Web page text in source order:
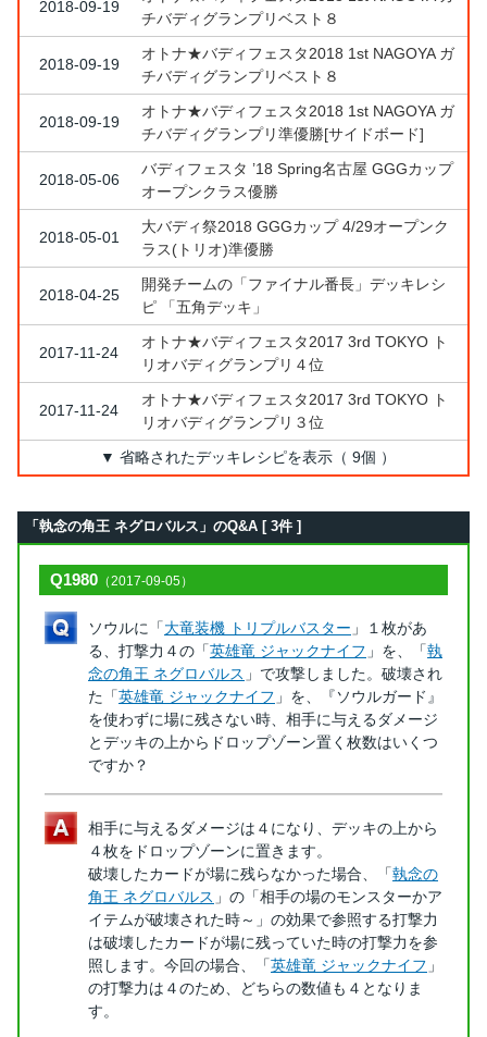
2018-09-19
チバディグランプリベスト８
2018-09-19
オトナ★バディフェスタ2018 1st NAGOYA ガ
チバディグランプリベスト８
2018-09-19
オトナ★バディフェスタ2018 1st NAGOYA ガ
チバディグランプリ準優勝[サイドボード]
2018-05-06
バディフェスタ ’18 Spring名古屋 GGGカップ
オープンクラス優勝
2018-05-01
大バディ祭2018 GGGカップ 4/29オープンク
ラス(トリオ)準優勝
2018-04-25
開発チームの「ファイナル番長」デッキレシ
ピ 「五角デッキ」
2017-11-24
オトナ★バディフェスタ2017 3rd TOKYO ト
リオバディグランプリ４位
2017-11-24
オトナ★バディフェスタ2017 3rd TOKYO ト
リオバディグランプリ３位
▼ 省略されたデッキレシピを表示（ 9個 ）
「執念の角王 ネグロバルス」のQ&A [ 3件 ]
Q1980 （2017-09-05）
ソウルに「大竜装機 トリプルバスター 」１枚があ
る、打撃力４の「英雄竜 ジャックナイフ 」を、「執
念の角王 ネグロバルス 」で攻撃しました。破壊され
た「英雄竜 ジャックナイフ 」を、『ソウルガード』
を使わずに場に残さない時、相手に与えるダメージ
とデッキの上からドロップゾーン置く枚数はいくつ
ですか？
相手に与えるダメージは４になり、デッキの上から
４枚をドロップゾーンに置きます。
破壊したカードが場に残らなかった場合、「執念の
角王 ネグロバルス 」の「相手の場のモンスターかア
イテムが破壊された時～」の効果で参照する打撃力
は破壊したカードが場に残っていた時の打撃力を参
照します。今回の場合、「英雄竜 ジャックナイフ 」
の打撃力は４のため、どちらの数値も４となりま
す。